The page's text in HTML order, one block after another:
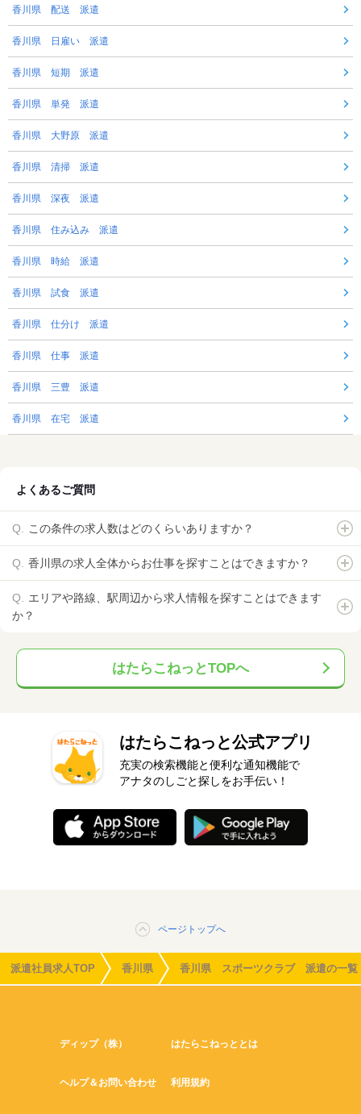
香川県 配送 派遣
香川県 日雇い 派遣
香川県 短期 派遣
香川県 単発 派遣
香川県 大野原 派遣
香川県 清掃 派遣
香川県 深夜 派遣
香川県 住み込み 派遣
香川県 時給 派遣
香川県 試食 派遣
香川県 仕分け 派遣
香川県 仕事 派遣
香川県 三豊 派遣
香川県 在宅 派遣
よくあるご質問
この条件の求人数はどのくらいありますか？
香川県の求人全体からお仕事を探すことはできますか？
エリアや路線、駅周辺から求人情報を探すことはできます
か？
はたらこねっとTOPへ
はたらこねっと公式アプリ
充実の検索機能と便利な通知機能で
アナタのしごと探しをお手伝い！
ページトップへ
派遣社員求人TOP 香川県 香川県 スポーツクラブ 派遣の一覧
ディップ（株） はたらこねっととは
ヘルプ＆お問い合わせ 利用規約